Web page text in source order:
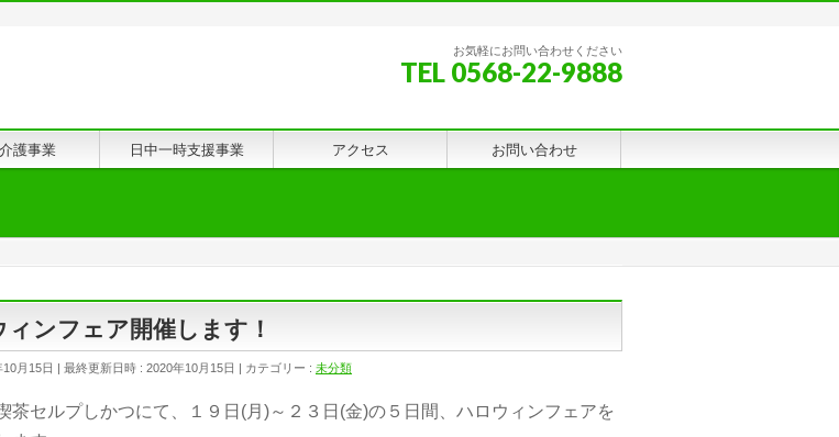
お気軽にお問い合わせください
TEL 0568-22-9888
護事業 日中一時支援事業 アクセス お問い合わせ
ィンフェア開催します！
月15日 最終更新日時 : 2020年10月15日 カテゴリー : 未分類
茶セルプしかつにて、１９日(月)～２３日(金)の５日間、ハロウィンフェアを